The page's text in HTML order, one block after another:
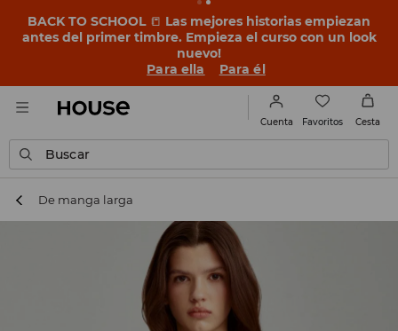
BACK TO SCHOOL 📒 Las mejores historias empiezan
antes del primer timbre. Empieza el curso con un look
nuevo!
Para ella
Para él
Cuenta Favoritos Cesta
Buscar
De manga larga